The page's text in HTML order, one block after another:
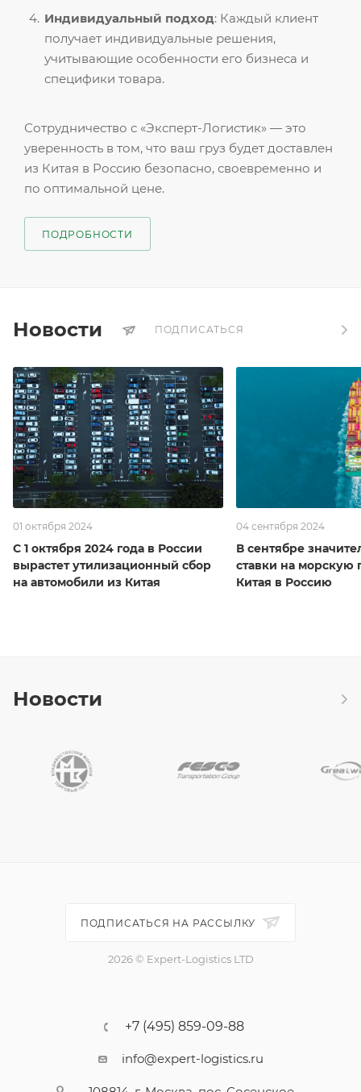
Индивидуальный подход: Каждый клиент
получает индивидуальные решения,
учитывающие особенности его бизнеса и
специфики товара.
Сотрудничество с «Эксперт-Логистик» — это
уверенность в том, что ваш груз будет доставлен
из Китая в Россию безопасно, своевременно и
по оптимальной цене.
ПОДРОБНОСТИ
Новости ПОДПИСАТЬСЯ
01 октября 2024
С 1 октября 2024 года в России
вырастет утилизационный сбор
на автомобили из Китая
04 сентября 2024
В сентябре
ставки на морскую
Китая в Россию
Новости
ПОДПИСАТЬСЯ НА РАССЫЛКУ
2026 © Expert-Logistics LTD
+7 (495) 859-09-88
info@expert-logistics.ru